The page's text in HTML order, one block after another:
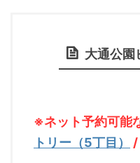
大通公園
※ネット予約可能
トリー（5丁目）
/